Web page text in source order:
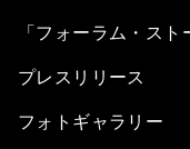
「フォーラム・スト
プレスリリース
フォトギャラリー